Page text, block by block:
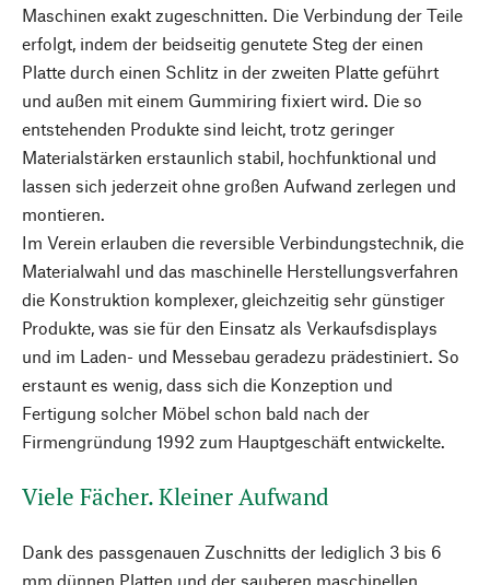
Maschinen exakt zugeschnitten. Die Verbindung der Teile
erfolgt, indem der beidseitig genutete Steg der einen
Platte durch einen Schlitz in der zweiten Platte geführt
und außen mit einem Gummiring fixiert wird. Die so
entstehenden Produkte sind leicht, trotz geringer
Materialstärken erstaunlich stabil, hochfunktional und
lassen sich jederzeit ohne großen Aufwand zerlegen und
montieren.
Im Verein erlauben die reversible Verbindungstechnik, die
Materialwahl und das maschinelle Herstellungsverfahren
die Konstruktion komplexer, gleichzeitig sehr günstiger
Produkte, was sie für den Einsatz als Verkaufsdisplays
und im Laden- und Messebau geradezu prädestiniert. So
erstaunt es wenig, dass sich die Konzeption und
Fertigung solcher Möbel schon bald nach der
Firmengründung 1992 zum Hauptgeschäft entwickelte.
Viele Fächer. Kleiner Aufwand
Dank des passgenauen Zuschnitts der lediglich 3 bis 6
mm dünnen Platten und der sauberen maschinellen